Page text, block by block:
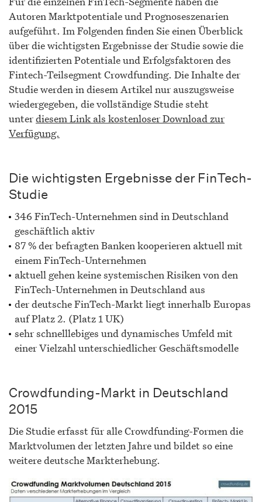
Autoren Marktpotentiale und Prognoseszenarien
aufgeführt. Im Folgenden finden Sie einen Überblick
über die wichtigsten Ergebnisse der Studie sowie die
identifizierten Potentiale und Erfolgsfaktoren des
Fintech-Teilsegment Crowdfunding. Die Inhalte der
Studie werden in diesem Artikel nur auszugsweise
wiedergegeben, die vollständige Studie steht
unterdiesem Link als kostenloser Download zur
Verfügung.
Die wichtigsten Ergebnisse der FinTech-
Studie
346 FinTech-Unternehmen sind in Deutschland
geschäftlich aktiv
87 % der befragten Banken kooperieren aktuell mit
einem FinTech-Unternehmen
aktuell gehen keine systemischen Risiken von den
FinTech-Unternehmen in Deutschland aus
der deutsche FinTech-Markt liegt innerhalb Europas
auf Platz 2. (Platz 1 UK)
sehr schnelllebiges und dynamisches Umfeld mit
einer Vielzahl unterschiedlicher Geschäftsmodelle
Crowdfunding-Markt in Deutschland
2015
Die Studie erfasst für alle Crowdfunding-Formen die
Marktvolumen der letzten Jahre und bildet so eine
weitere deutsche Markterhebung.